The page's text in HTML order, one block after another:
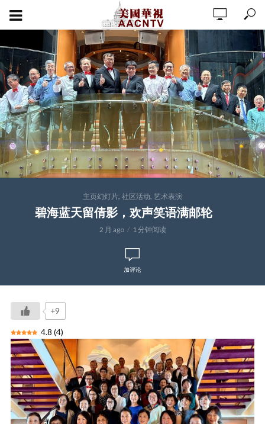
主页幻灯片, 社区活动, 艺术表演
碧海蓝天留倩影，欢声笑语满邮轮
2 月 ago 1 分钟阅读
加评论
+9
4.8 (4)